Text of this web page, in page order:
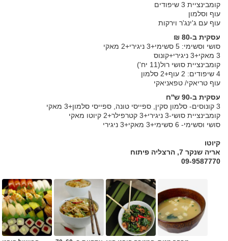
קומבינציית 3 שיפודים
עוף וסלמון
עוף עם ג'ינג'ר וירקות
עסקית ב-80 ₪
סושי וסשימי: 5 סשימי+3 ניגירי+2 מאקי
3 מאקי+3 ניגירי+קונוס
קומבינציית סושי רול(11 יח')
4 שיפודים: 2 עוף+2 סלמון
עוף טריאקי/ טפאניאקי
עסקית ב-90 ש''ח
3 קונוסים- סלמון סקין, ספייסי טונה, ספייסי סלמון+3 מאקי
קומבינציית סושי-3 ניגירי+3 קטרפילר+2 קיוטו מאקי
סושי וסשימי- 6 סשימי+3 מאקי+3 ניגירי
קיוטו
אריה שנקר 7, הרצליה פיתוח
09-9587770